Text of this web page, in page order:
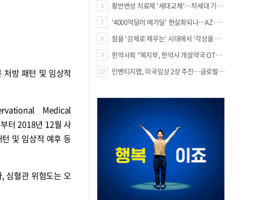
방 패턴 및 임상적
Medical
터 2018년 12월 사
및 임상적 예후 등
심혈관 위험도는 오
6 황반변성 치료제 '세대교체'…차세대 기전 경쟁 본격화
7 '4000억달러 메가딜' 현실화되나…AZ·BMS 합병설에 글로벌 제약업계 촉각
8 잠을 ‘강제로 재우는’ 시대에서 ‘각성을 낮추는’ 시대로
9 한약사회 "복지부, 한약사 개설약국 OTC 공급 방해 더는 방관 말아야"
10 인벤티지랩, 미국임상 2상 추진…글로벌 팁스 통해 정부 지원 60억원 확보